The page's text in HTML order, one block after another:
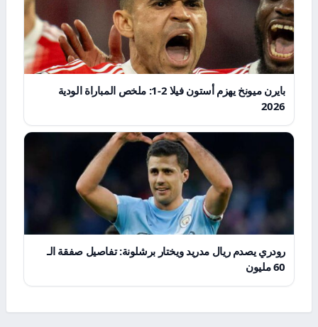
بايرن ميونخ يهزم أستون فيلا 2-1: ملخص المباراة الودية
2026
رودري يصدم ريال مدريد ويختار برشلونة: تفاصيل صفقة الـ
60 مليون